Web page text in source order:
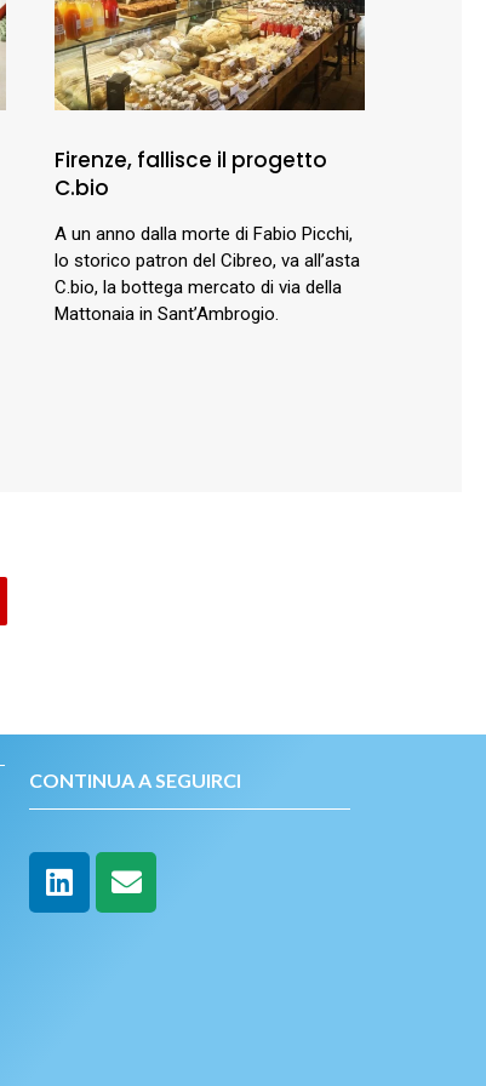
Firenze, fallisce il progetto
C.bio
A un anno dalla morte di Fabio Picchi,
lo storico patron del Cibreo, va all’asta
C.bio, la bottega mercato di via della
Mattonaia in Sant’Ambrogio.
CONTINUA A SEGUIRCI